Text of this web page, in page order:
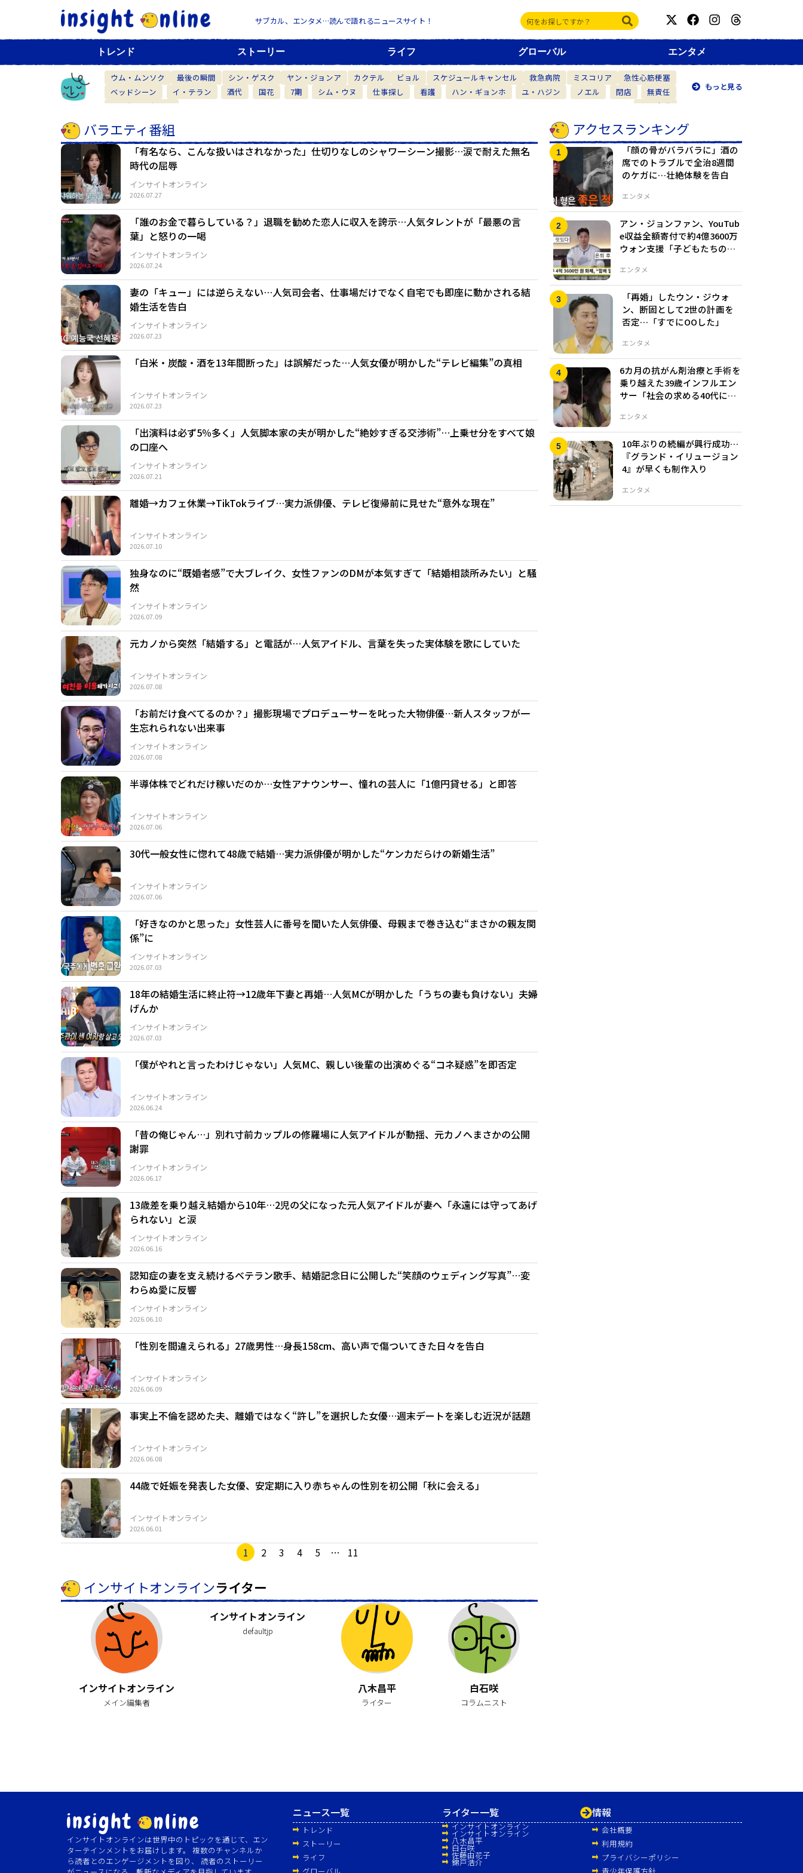
サブカル、エンタメ…読んで語れるニュースサイト！
トレンド ストーリー ライフ グローバル エンタメ
ウム・ムンソク 最後の瞬間 シン・ゲスク ヤン・ジョンア カクテル ビョル スケジュールキャンセル 救急病院 ミスコリア
急性心筋梗塞
ベッドシーン
イ・テラン 酒代 国花 7期 シム・ウヌ 仕事探し 看護 ハン・ギョンホ ユ・ハジン ノエル 閉店
無責任
ベーカリーカフェ
仲間意識
もっと見る
バラエティ番組
「有名なら、こんな扱いはされなかった」仕切りなしのシャワーシーン撮影…涙で耐えた無名
時代の屈辱
2026.07.27
インサイトオンライン
「誰のお金で暮らしている？」退職を勧めた恋人に収入を誇示…人気タレントが「最悪の言
葉」と怒りの一喝
2026.07.24
インサイトオンライン
妻の「キュー」には逆らえない…人気司会者、仕事場だけでなく自宅でも即座に動かされる結
婚生活を告白
2026.07.23
インサイトオンライン
「白米・炭酸・酒を13年間断った」は誤解だった…人気女優が明かした“テレビ編集”の真相
2026.07.23
インサイトオンライン
「出演料は必ず5％多く」人気脚本家の夫が明かした“絶妙すぎる交渉術”…上乗せ分をすべて娘
の口座へ
2026.07.21
インサイトオンライン
離婚→カフェ休業→TikTokライブ…実力派俳優、テレビ復帰前に見せた“意外な現在”
2026.07.10
インサイトオンライン
独身なのに“既婚者感”で大ブレイク、女性ファンのDMが本気すぎて「結婚相談所みたい」と騒
然
2026.07.09
インサイトオンライン
元カノから突然「結婚する」と電話が…人気アイドル、言葉を失った実体験を歌にしていた
2026.07.08
インサイトオンライン
「お前だけ食べてるのか？」撮影現場でプロデューサーを叱った大物俳優…新人スタッフが一
生忘れられない出来事
2026.07.08
インサイトオンライン
半導体株でどれだけ稼いだのか…女性アナウンサー、憧れの芸人に「1億円貸せる」と即答
2026.07.06
インサイトオンライン
30代一般女性に惚れて48歳で結婚…実力派俳優が明かした“ケンカだらけの新婚生活”
2026.07.06
インサイトオンライン
「好きなのかと思った」女性芸人に番号を聞いた人気俳優、母親まで巻き込む“まさかの親友関
係”に
2026.07.03
インサイトオンライン
18年の結婚生活に終止符→12歳年下妻と再婚…人気MCが明かした「うちの妻も負けない」夫婦
げんか
2026.07.03
インサイトオンライン
「僕がやれと言ったわけじゃない」人気MC、親しい後輩の出演めぐる“コネ疑惑”を即否定
2026.06.24
インサイトオンライン
「昔の俺じゃん…」別れ寸前カップルの修羅場に人気アイドルが動揺、元カノへまさかの公開
謝罪
2026.06.17
インサイトオンライン
13歳差を乗り越え結婚から10年…2児の父になった元人気アイドルが妻へ「永遠には守ってあげ
られない」と涙
2026.06.16
インサイトオンライン
認知症の妻を支え続けるベテラン歌手、結婚記念日に公開した“笑顔のウェディング写真”…変
わらぬ愛に反響
2026.06.10
インサイトオンライン
「性別を間違えられる」27歳男性…身長158cm、高い声で傷ついてきた日々を告白
2026.06.09
インサイトオンライン
事実上不倫を認めた夫、離婚ではなく“許し”を選択した女優…週末デートを楽しむ近況が話題
2026.06.08
インサイトオンライン
44歳で妊娠を発表した女優、安定期に入り赤ちゃんの性別を初公開「秋に会える」
2026.06.01
インサイトオンライン
1 2 3 4 5 … 11
インサイトオンラインライター
インサイトオンライン
メイン編集者
インサイトオンライン
defaultjp
八木昌平
ライター
白石咲
コラムニスト
アクセスランキング
エンタメ
「顔の骨がバラバラに」酒の
席でのトラブルで全治8週間
のケガに…壮絶体験を告白
エンタメ
アン・ジョンファン、YouTub
e収益全額寄付で約4億3600万
ウォン支援「子どもたちの夢
エンタメ
「再婚」したウン・ジウォ
ン、断固として2世の計画を
否定…「すでにOOした」
エンタメ
6カ月の抗がん剤治療と手術を
乗り越えた39歳インフルエン
サー「社会の求める40代にな
エンタメ
10年ぶりの続編が興行成功…
『グランド・イリュージョン
4』が早くも制作入り
インサイトオンラインは世界中のトピックを通じて、エン
ターテインメントをお届けします。 複数のチャンネルか
ら読者とのエンゲージメントを図り、 読者のストーリー
ニュース一覧
トレンド
ストーリー
ライフ
ライター一覧
インサイトオンライン
インサイトオンライン
八木昌平
白石咲
佐藤由花子
錦戸浩介
情報
会社概要
利用規約
プライバシーポリシー